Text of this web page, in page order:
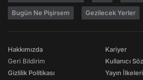
Bugün Ne Pişirsem Gezilecek Yerler
Hakkımızda
Geri Bildirim
Gizlilik Politikası
Kariyer
Kullanıcı
Yayın İlkeleri